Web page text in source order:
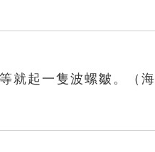
就起一隻波螺皺。（